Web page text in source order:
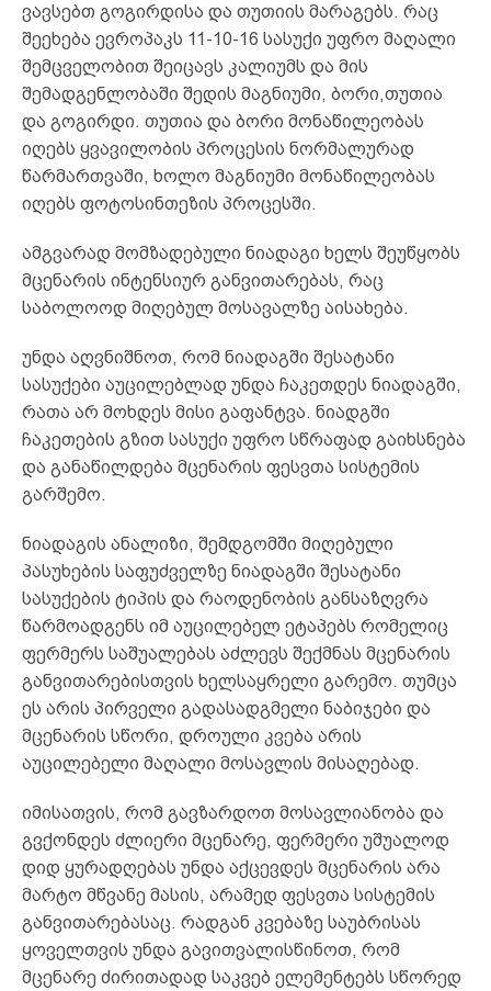
ვავსებთ გოგირდისა და თუთიის მარაგებს. რაც
შეეხება ევროპაკს 11-10-16 სასუქი უფრო მაღალი
შემცველობით შეიცავს კალიუმს და მის
შემადგენლობაში შედის მაგნიუმი, ბორი,თუთია
და გოგირდი. თუთია და ბორი მონაწილეობას
იღებს ყვავილობის პროცესის ნორმალურად
წარმართვაში, ხოლო მაგნიუმი მონაწილეობას
იღებს ფოტოსინთეზის პროცესში.
ამგვარად მომზადებული ნიადაგი ხელს შეუწყობს
მცენარის ინტენსიურ განვითარებას, რაც
საბოლოოდ მიღებულ მოსავალზე აისახება.
უნდა აღვნიშნოთ, რომ ნიადაგში შესატანი
სასუქები აუცილებლად უნდა ჩაკეთდეს ნიადაგში,
რათა არ მოხდეს მისი გაფანტვა. ნიადგში
ჩაკეთების გზით სასუქი უფრო სწრაფად გაიხსნება
და განაწილდება მცენარის ფესვთა სისტემის
გარშემო.
ნიადაგის ანალიზი, შემდგომში მიღებული
პასუხების საფუძველზე ნიადაგში შესატანი
სასუქების ტიპის და რაოდენობის განსაზღვრა
წარმოადგენს იმ აუცილებელ ეტაპებს რომელიც
ფერმერს საშუალებას აძლევს შექმნას მცენარის
განვითარებისთვის ხელსაყრელი გარემო. თუმცა
ეს არის პირველი გადასადგმელი ნაბიჯები და
მცენარის სწორი, დროული კვება არის
აუცილებელი მაღალი მოსავლის მისაღებად.
იმისათვის, რომ გავზარდოთ მოსავლიანობა და
გვქონდეს ძლიერი მცენარე, ფერმერი უშუალოდ
დიდ ყურადღებას უნდა აქცევდეს მცენარის არა
მარტო მწვანე მასის, არამედ ფესვთა სისტემის
განვითარებასაც. რადგან კვებაზე საუბრისას
ყოველთვის უნდა გავითვალისწინოთ, რომ
მცენარე ძირითადად საკვებ ელემენტებს სწორედ